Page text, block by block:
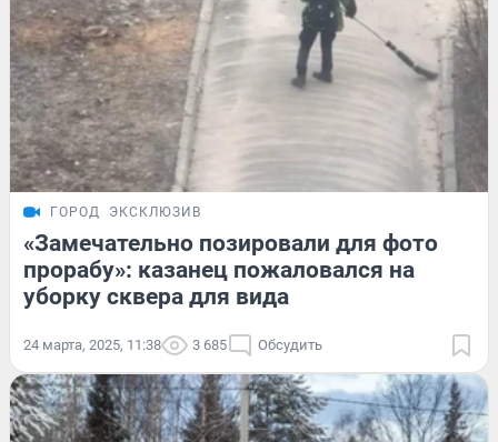
ГОРОД ЭКСКЛЮЗИВ
«Замечательно позировали для фото
прорабу»: казанец пожаловался на
уборку сквера для вида
24 марта, 2025, 11:38 3 685 Обсудить